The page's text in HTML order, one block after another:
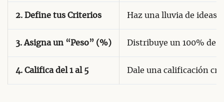
2. Define tus Criterios Haz una lluvia de ideas
3. Asigna un “Peso” (%) Distribuye un 100% de
4. Califica del 1 al 5 Dale una calificación